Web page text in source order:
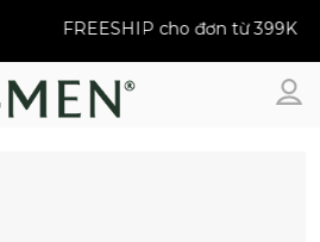
FREESHIP cho đơn từ 399K